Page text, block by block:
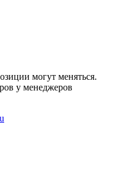
могут меняться.
у менеджеров